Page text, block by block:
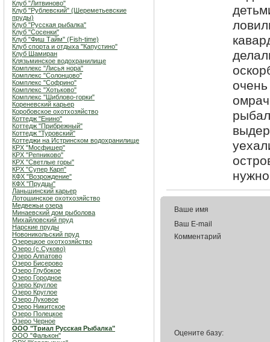
Клуб "Литвиново"
Клуб "Рублевский" (Шереметьевские
пруды)
Клуб "Русская рыбалка"
Клуб "Сосенки"
Клуб "Фиш Тайм" (Fish-time)
Клуб спорта и отдыха "Капустино"
Клуб Шамиран
Клязьминское водохранилище
Комплекс "Лисья нора"
Комплекс "Солонцово"
Комплекс "Софрино"
Комплекс "Хотьково"
Комплекс "Шиблово-горки"
Кореневский карьер
Коробовское охотхозяйство
Коттедж "Енино"
Коттедж "Прибрежный"
Коттедж "Туровский"
Коттеджи на Истринском водохранилище
КРХ "Мосфишер"
КРХ "Репниково"
КРХ "Светлые горы"
КРХ "Супер Карп"
КФХ "Возрождение"
КФХ "Прудцы"
Ланьшинский карьер
Лотошинское охотхозяйство
Медвежьи озера
Минаевский дом рыболова
Михайловский пруд
Нарские пруды
Новоникольский пруд
Озерецкое охотхозяйство
Озеро (c.Суково)
Озеро Алпатово
Озеро Бисерово
Озеро Глубокое
Озеро Городное
Озеро Круглое
Озеро Круглое
Озеро Луковое
Озеро Никитское
Озеро Полецкое
Озеро Черное
ООО "Триал Русская Рыбалка"
ООО "Фалькон"
Ваше имя
Ваш E-mail
Комментарий
Оцените базу: